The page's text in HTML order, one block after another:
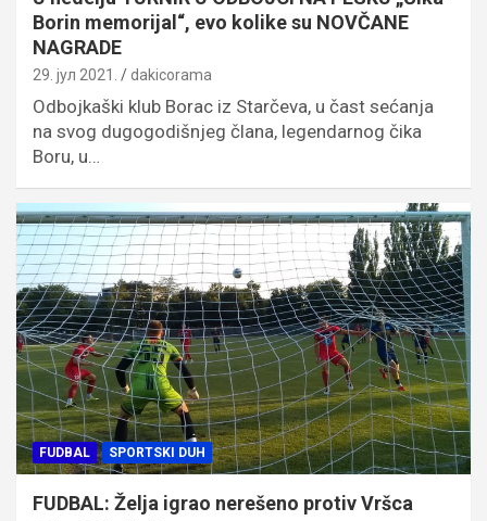
Borin memorijal“, evo kolike su NOVČANE
NAGRADE
29. јул 2021. dakicorama
Odbojkaški klub Borac iz Starčeva, u čast sećanja
na svog dugogodišnjeg člana, legendarnog čika
Boru, u…
FUDBAL SPORTSKI DUH
FUDBAL: Želja igrao nerešeno protiv Vršca